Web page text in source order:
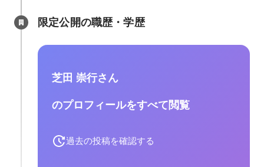
限定公開の職歴・学歴
芝田 崇行さん
のプロフィールをすべて閲覧
過去の投稿を確認する